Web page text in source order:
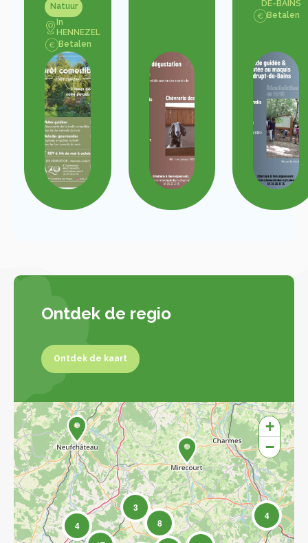
Natuur
In
HENNEZEL
Betalen
DE-BAINS
Betalen
Ontdek de regio
Ontdek de kaart
8
4
3
4
+
−